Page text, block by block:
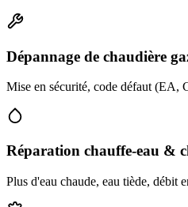
Dépannage de chaudière
Mise en sécurité, code défaut (EA,
Réparation chauffe-eau &
Plus d'eau chaude, eau tiède, débit